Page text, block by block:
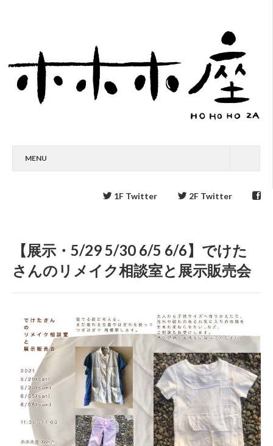
MENU
1F Twitter 2F Twitter
【展示・5/29 5/30 6/5 6/6】でけた
さんのリメイク相談室と展示販売会